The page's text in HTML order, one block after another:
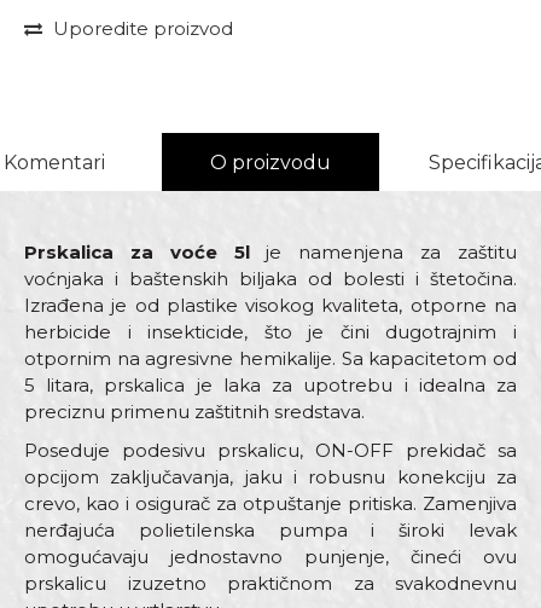
Uporedite proizvod
Komentari O proizvodu
Prskalica za voće 5lje namenjena za zaštitu
voćnjaka i baštenskih biljaka od bolesti i štetočina.
Izrađena je od plastike visokog kvaliteta, otporne na
herbicide i insekticide, što je čini dugotrajnim i
otpornim na agresivne hemikalije. Sa kapacitetom od
5 litara, prskalica je laka za upotrebu i idealna za
preciznu primenu zaštitnih sredstava.
Poseduje podesivu prskalicu, ON-OFF prekidač sa
opcijom zaključavanja, jaku i robusnu konekciju za
crevo, kao i osigurač za otpuštanje pritiska. Zamenjiva
nerđajuća polietilenska pumpa i široki levak
omogućavaju jednostavno punjenje, čineći ovu
prskalicu izuzetno praktičnom za svakodnevnu